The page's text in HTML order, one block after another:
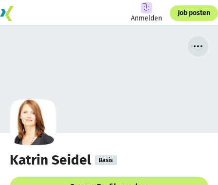
Anmelden
Job posten
Katrin Seidel Basis